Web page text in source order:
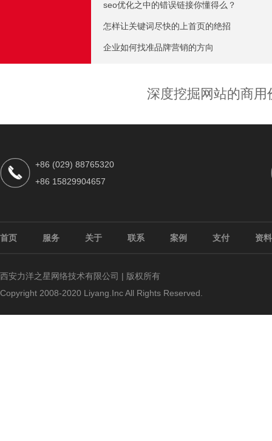
seo优化之中的错误链接你懂得么？
怎样让关键词尽快的上首页的绝招
企业如何找准品牌营销的方向
深度挖掘网站的商
+86 (029) 88765320
+86 15829904657
首页 服务 关于 联系 案例 支付 资料
西安力洋之星网络技术有限公司 | 版权所有
Copyright 2008-2020 Liyang.Inc All Rights Reserved.